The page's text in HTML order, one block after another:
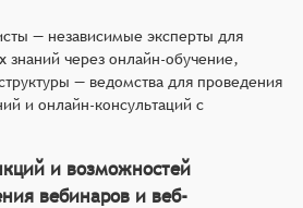
— независимые эксперты для
знаний через онлайн-обучение,
— ведомства для проведения
и онлайн-консультаций с
и возможностей
вебинаров и веб-